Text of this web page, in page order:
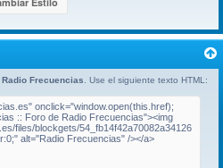
Radio Frecuencias. Use el siguiente texto HTML: